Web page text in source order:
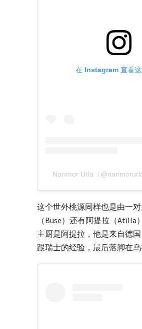
在 Instagram 查看
Narımor Urla（
这个世外桃源同样也是由一
（Buse）还有阿提拉（Atilla
主厨是阿提拉，他是来自德
跟瑞士的经验，最后落脚在乌